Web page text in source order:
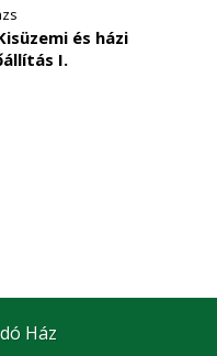
és házi
I.
Ház